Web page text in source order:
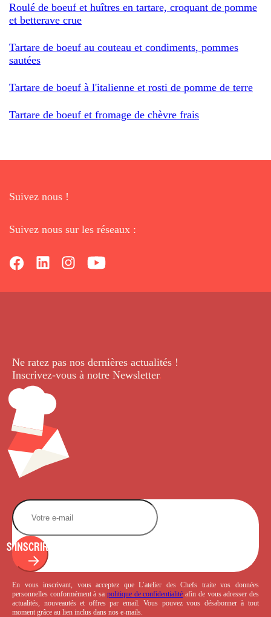
Roulé de boeuf et huîtres en tartare, croquant de pomme
et betterave crue
Tartare de boeuf au couteau et condiments, pommes
sautées
Tartare de boeuf à l'italienne et rosti de pomme de terre
Tartare de boeuf et fromage de chèvre frais
Suivez nous !
Suivez nous sur les réseaux :
Ne ratez pas nos dernières actualités !
Inscrivez-vous à notre Newsletter.
S'INSCRIRE
En vous inscrivant, vous acceptez que L’atelier des Chefs traite vos données
personnelles conformément à sa politique de confidentialité afin de vous adresser des
actualités, nouveautés et offres par email. Vous pouvez vous désabonner à tout
moment grâce au lien inclus dans nos e-mails.